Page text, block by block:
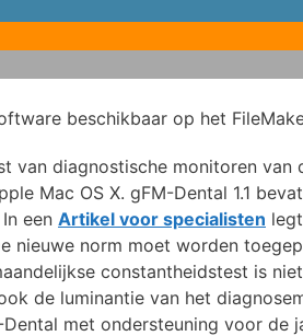
beschikbaar op het
van diagnostische monitoren van
Mac OS X. gFM-Dental 1.1
een Artikel voor specialisten
nieuwe norm moet worden
constantheidstest is
de luminantie van het
met ondersteuning voor de